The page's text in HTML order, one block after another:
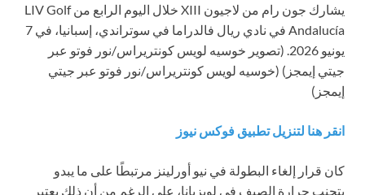
يشارك جون رام من لاجيون XIII خلال اليوم الرابع من LIV Golf
Andalucía في نادي ريال فالدراما في سوتراندي، إسبانيا، في 7
يونيو 2026. (تصوير خوسيه لويس كونتريراس/نور فوتو عبر
جيتي إيمجز) (خوسيه لويس كونتريراس/نور فوتو عبر جيتي
إيمجز)
انقر هنا لتنزيل تطبيق فوكس نيوز
كان قرار إلغاء البطولة في نيو أورلينز مرتبطًا على ما يبدو
بتجنب حرارة الصيف في لويزيانا، على الرغم من أن ذلك يعتبر